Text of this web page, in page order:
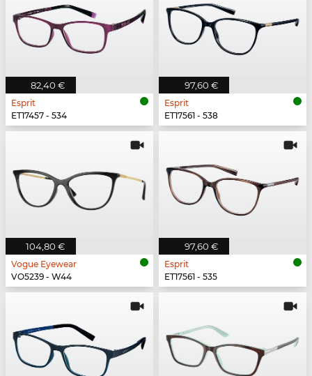
82,40 €
Esprit
ET17457 - 534
97,60 €
Esprit
ET17561 - 538
104,80 €
Vogue Eyewear
VO5239 - W44
97,60 €
Esprit
ET17561 - 535